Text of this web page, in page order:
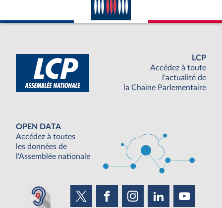
LCP
Accédez à toute
l'actualité de
la Chaine Parlementaire
OPEN DATA
Accédez à toutes
les données de
l'Assemblée nationale